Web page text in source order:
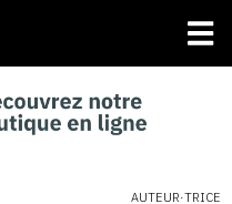
AUTEUR·TRICE